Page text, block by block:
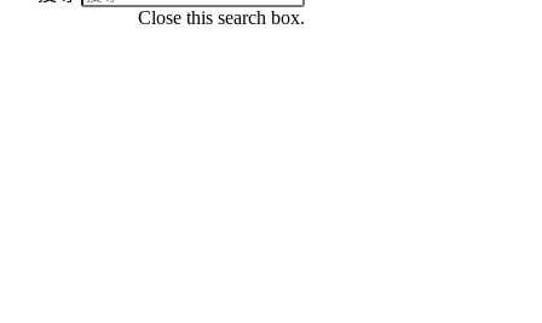
Close this search box.